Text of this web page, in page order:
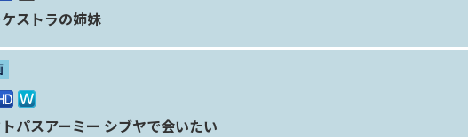
ストラの姉妹
パスアーミー シブヤで会いたい